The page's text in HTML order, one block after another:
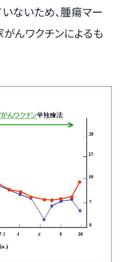
ないため、腫瘍マー
んワクチンによるも